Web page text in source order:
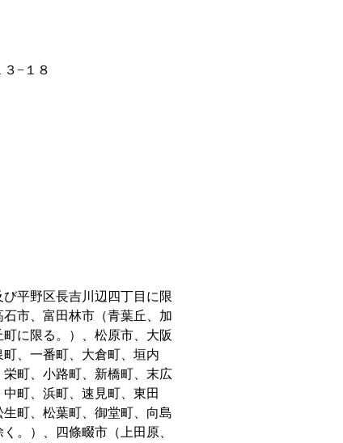
−１８
平野区長吉川辺四丁目に限
市、富田林市（青葉丘、加
に限る。）、松原市、大阪
、一番町、大倉町、垣内
町、小路町、新橋町、末広
町、浜町、速見町、東田
町、松葉町、御堂町、向島
。）、四條畷市（上田原、